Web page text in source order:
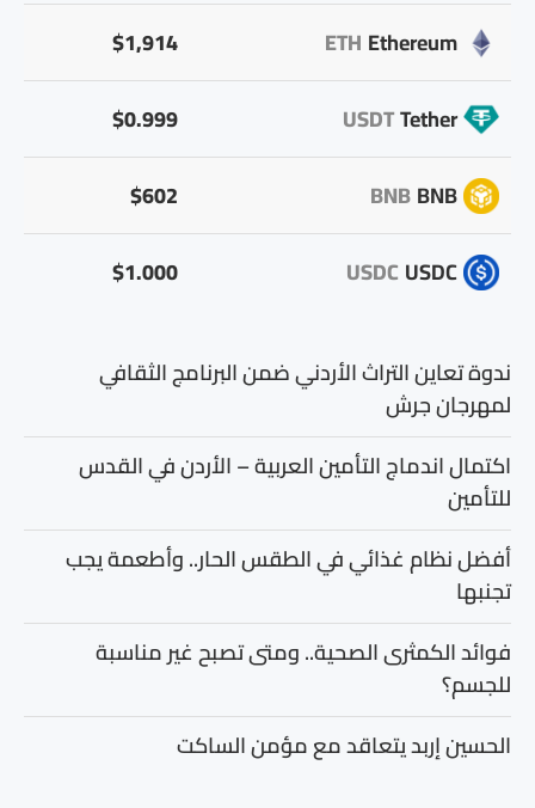
Ethereum
ETH
$1,914
Tether
USDT
$0.999
BNB
BNB
$602
USDC
USDC
$1.000
ندوة تعاين التراث الأردني ضمن البرنامج الثقافي
لمهرجان جرش
اكتمال اندماج التأمين العربية – الأردن في القدس
للتأمين
أفضل نظام غذائي في الطقس الحار.. وأطعمة يجب
تجنبها
فوائد الكمثرى الصحية.. ومتى تصبح غير مناسبة
للجسم؟
الحسين إربد يتعاقد مع مؤمن الساكت